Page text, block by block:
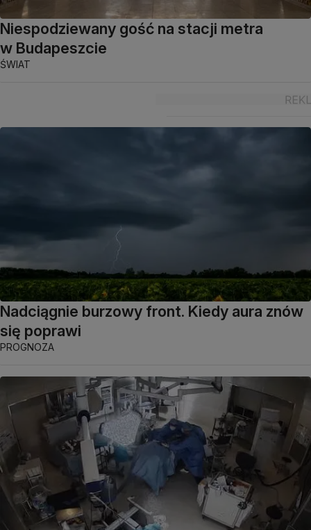
Niespodziewany gość na stacji metra
w Budapeszcie
ŚWIAT
Nadciągnie burzowy front. Kiedy aura znów
się poprawi
PROGNOZA